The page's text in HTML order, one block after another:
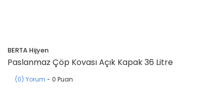
BERTA Hijyen
Paslanmaz Çöp Kovası Açık Kapak 36 Litre
(0) Yorum - 0 Puan